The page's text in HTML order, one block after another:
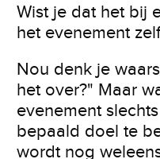
Wist je dat het bij
het evenement
Nou denk je
het over?" Maar
evenement
bepaald doel te
wordt nog